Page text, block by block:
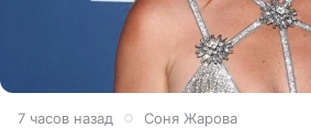
7 часов назад Соня Жарова